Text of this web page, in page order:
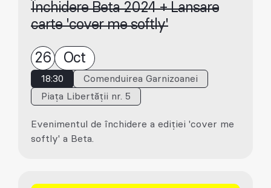
Închidere Beta 2024 + Lansare
carte 'cover me softly'
26 Oct
18:30
Comenduirea Garnizoanei
Piața Libertății nr. 5
Evenimentul de închidere a ediției 'cover me
softly' a Beta.